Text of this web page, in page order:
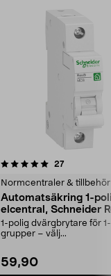
27recensioner
Normcentraler & tillbehör
Automatsäkring 1-
elcentral, Schneider
1-polig dvärgbrytare för
grupper – välj...
59,90
4.5 av 5 stjärnor